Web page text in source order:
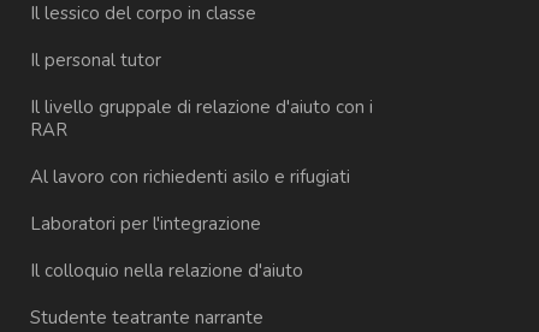
Il lessico del corpo in classe
Il personal tutor
Il livello gruppale di relazione d'aiuto con i
RAR
Al lavoro con richiedenti asilo e rifugiati
Laboratori per l'integrazione
Il colloquio nella relazione d'aiuto
Studente teatrante narrante